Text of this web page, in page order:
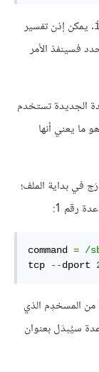
. يمكن إذن تفسير
فسينفذ الأمر
الجديدة تستخدم
ما يعني أنها
في بداية الملف؛
رقم 1:
command = /
tcp
--dport
ستُضاف قاعدة جديدة للسماح بقبول اتصالات SSH من المسخدِم الذي
سيُبدَل بعنوان